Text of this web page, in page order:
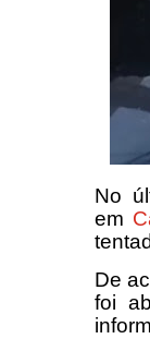
No
em
De
foi